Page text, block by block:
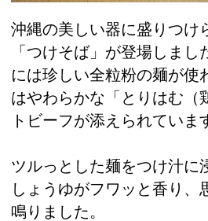
沖縄の美しい器に盛りつけ
「つけそば」が登場しま
には珍しい全粒粉の麺が使
はやわらかな「とりはむ（
トビーフが添えられていま
ツルっとした麺をつけ汁に
しょうゆがフワッと香り、
鳴りました。